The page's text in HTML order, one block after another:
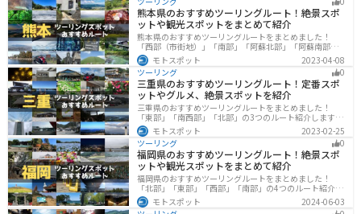
熊本県のおすすめツーリングルート！絶景スポ
ットや観光スポットをまとめて紹介
熊本県のおすすめツーリングルートをまとめました！
「西部（市街地）」「南部」「阿蘇北部」「阿蘇南部」
の4つのルート紹介します。阿蘇山や天草諸島をはじめと
した豊かな自然や、熊本城や水前寺成趣園など歴史ある
観光スポットが多数あり、様々な楽しみ方ができます。
バイクで熊本県にツーリングに行く際は参考にしてくだ
さい。
モトスポット
2023-04-08
ツーリング
0
三重県のおすすめツーリングルート！定番スポ
ットやグルメ、絶景スポットを紹介
三重県のおすすめツーリングルートをまとめました！
「東部」「南西部」「北部」の3つのルート紹介します。
標高の高いスカイラインからリアス式海岸まであるの
で、飽きることなくツーリングを堪能できます。バイク
で三重県にツーリングに行く際は参考にしてください。
モトスポット
2023-02-25
ツーリング
0
福岡県のおすすめツーリングルート！絶景スポ
ットや観光スポットをまとめて紹介
福岡県のおすすめツーリングルートをまとめました！
「北部」「東部」「西部」「南部」の4つのルート紹介し
ます。豊かな自然から歴史ある名所、グルメまで多彩な
魅力が詰まっており、様々な楽しみ方ができます。バイ
モトスポット
2024-06-03